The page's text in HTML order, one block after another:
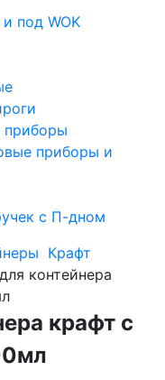
под WOK
приборы
приборы и
с П-дном
Крафт
контейнера
крафт с